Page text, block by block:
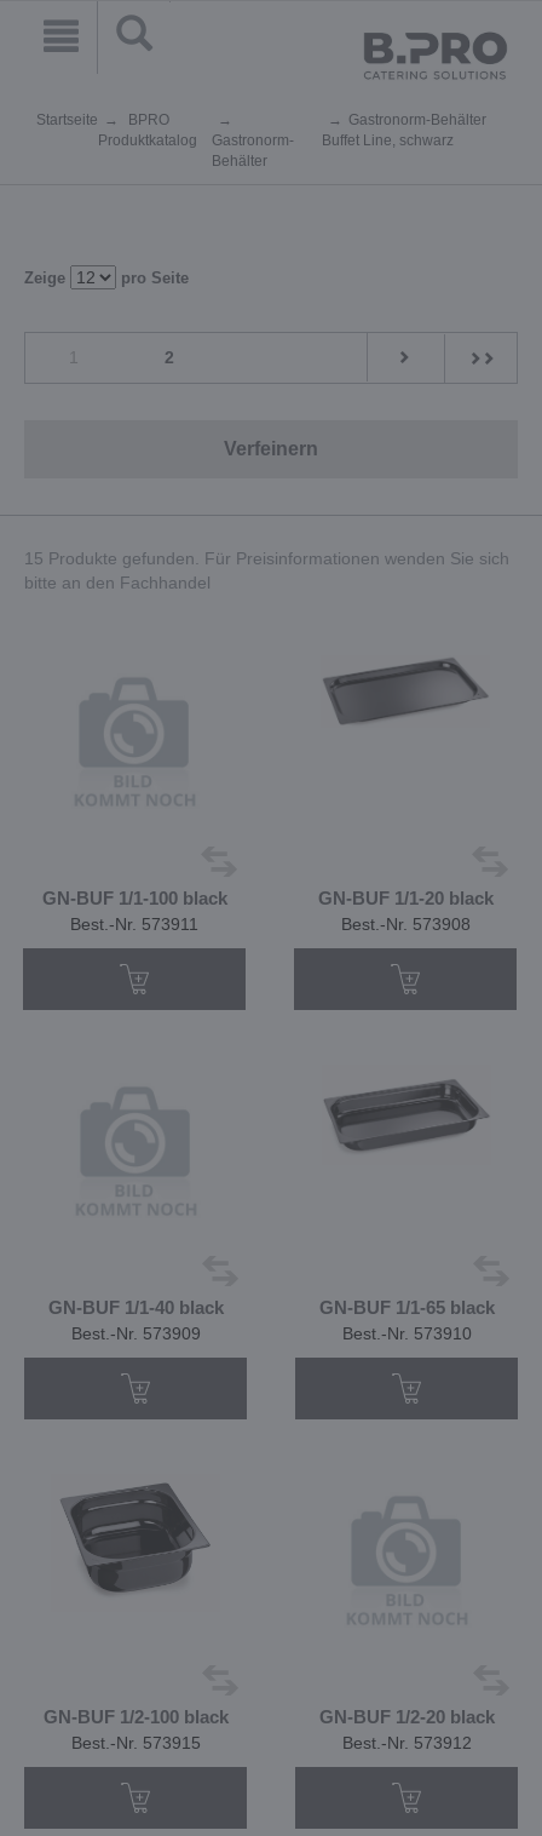
Startseite
BPRO
Produktkatalog
Gastronorm-
Behälter
Gastronorm-Behälter
Buffet Line, schwarz
Zeige pro Seite
2
Verfeinern
15 Produkte gefunden. Für Preisinformationen wenden Sie sich
bitte an den Fachhandel
GN-BUF 1/1-100 black
Best.-Nr. 573911
GN-BUF 1/1-20 black
Best.-Nr. 573908
GN-BUF 1/1-40 black
Best.-Nr. 573909
GN-BUF 1/1-65 black
Best.-Nr. 573910
GN-BUF 1/2-100 black
Best.-Nr. 573915
GN-BUF 1/2-20 black
Best.-Nr. 573912